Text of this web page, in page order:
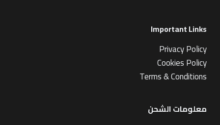
Important Links
Privacy Policy
Cookies Policy
Terms & Conditions
معلومات الشحن